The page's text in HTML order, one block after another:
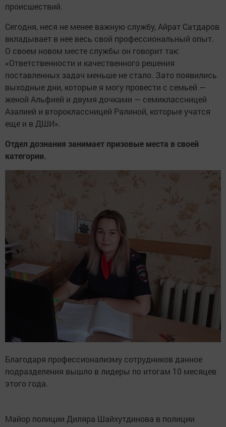
происшествий.
Сегодня, неся не менее важную службу, Айрат Сатдаров
вкладывает в нее весь свой профессиональный опыт.
О своем новом месте службы он говорит так:
«Ответственности и качественного решения
поставленных задач меньше не стало. Зато появились
выходные дни, которые я могу провести с семьей —
женой Альфией и двумя дочками — семиклассницей
Азалией и второклассницей Ралиной, которые учатся
еще и в ДШИ».
Отдел дознания занимает призовые места в своей
категории.
Благодаря профессионализму сотрудников данное
подразделения вышло в лидеры по итогам 10 месяцев
этого года.
Майор полиции Диляра Шайхутдинова в полиции